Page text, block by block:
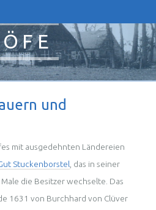
und
mit ausgedehnten Ländereien
Stuckenborstel, das in seiner
die Besitzer wechselte. Das
1631 von Burchhard von Clüver